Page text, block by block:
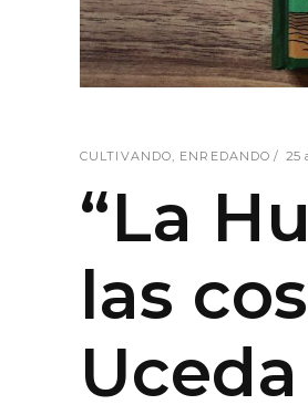
CULTIVANDO, ENREDANDO 25
“La
las
Uceda